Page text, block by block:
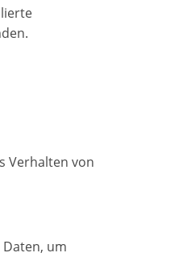
Verhalten von
um